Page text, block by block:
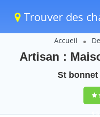
Trouver des
Accueil
Artisan :
St bonnet
9,5